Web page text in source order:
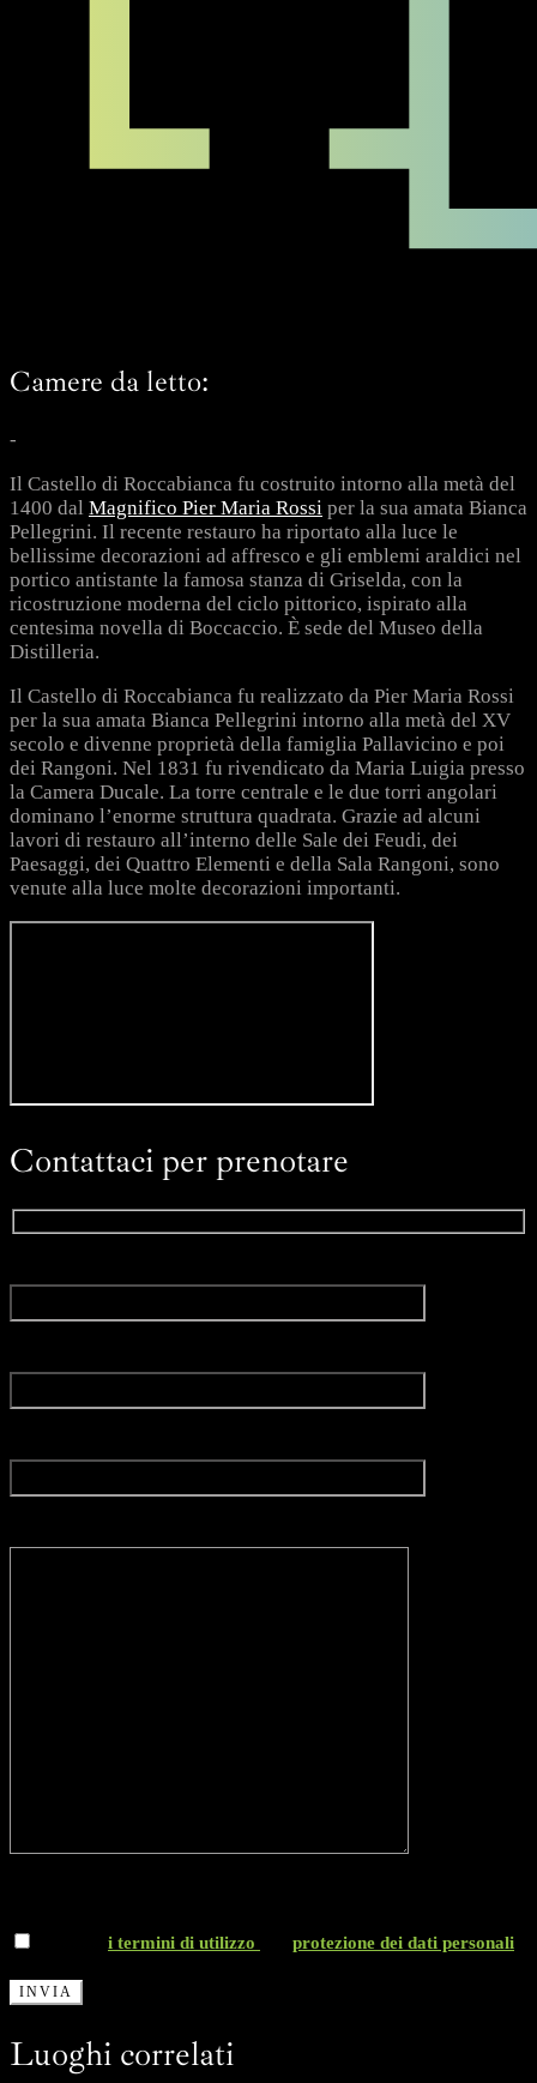
Camere da letto:
-
Il Castello di Roccabianca fu costruito intorno alla metà del
1400 dal Magnifico Pier Maria Rossi per la sua amata Bianca
Pellegrini. Il recente restauro ha riportato alla luce le
bellissime decorazioni ad affresco e gli emblemi araldici nel
portico antistante la famosa stanza di Griselda, con la
ricostruzione moderna del ciclo pittorico, ispirato alla
centesima novella di Boccaccio. È sede del Museo della
Distilleria.
Il Castello di Roccabianca fu realizzato da Pier Maria Rossi
per la sua amata Bianca Pellegrini intorno alla metà del XV
secolo e divenne proprietà della famiglia Pallavicino e poi
dei Rangoni. Nel 1831 fu rivendicato da Maria Luigia presso
la Camera Ducale. La torre centrale e le due torri angolari
dominano l’enorme struttura quadrata. Grazie ad alcuni
lavori di restauro all’interno delle Sale dei Feudi, dei
Paesaggi, dei Quattro Elementi e della Sala Rangoni, sono
venute alla luce molte decorazioni importanti.
Contattaci per prenotare
i termini di utilizzo protezione dei dati personali
Luoghi correlati